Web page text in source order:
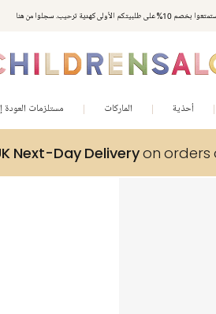
بخصم 10% على طلبيتكم الأولى كهدية ترحيب. سجلوا من هنا
أحذية الماركات مستلزمات العودة
Next-Day Deliveryon orders